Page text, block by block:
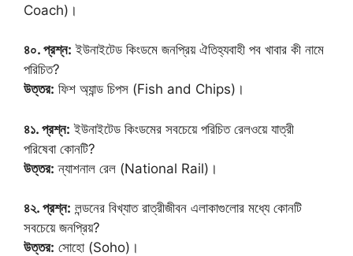
Coach)।
৪০. প্রশ্ন: ইউনাইটেড কিংডমে জনপ্রিয় ঐতিহ্যবাহী পব খাবার কী নামে
পরিচিত?
উত্তর: ফিশ অ্যান্ড চিপস (Fish and Chips)।
৪১. প্রশ্ন: ইউনাইটেড কিংডমের সবচেয়ে পরিচিত রেলওয়ে যাত্রী
পরিষেবা কোনটি?
উত্তর: ন্যাশনাল রেল (National Rail)।
৪২. প্রশ্ন: লন্ডনের বিখ্যাত রাত্রীজীবন এলাকাগুলোর মধ্যে কোনটি
সবচেয়ে জনপ্রিয়?
উত্তর: সোহো (Soho)।